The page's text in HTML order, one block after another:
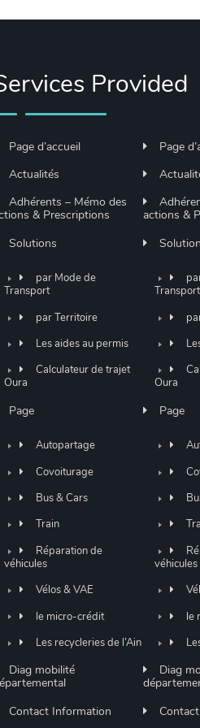
Provided
Page d’accueil
Actualités
Adhérents – Mémo des
& Prescriptions
Solutions
par Mode de
Transport
par Territoire
Les aides au permis
Calculateur de trajet
Oura
Page
Autopartage
Covoiturage
Bus & Cars
Train
Réparation de
véhicules
Vélos & VAE
le micro-crédit
Les recycleries de l’Ain
Diag mobilité
Contact Information
Page
actions &
Transport
Oura
Page
véhicules
le
Diag